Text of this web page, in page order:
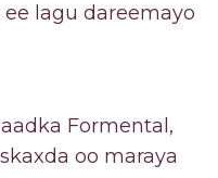
lagu dareemayo
Formental,
oo maraya